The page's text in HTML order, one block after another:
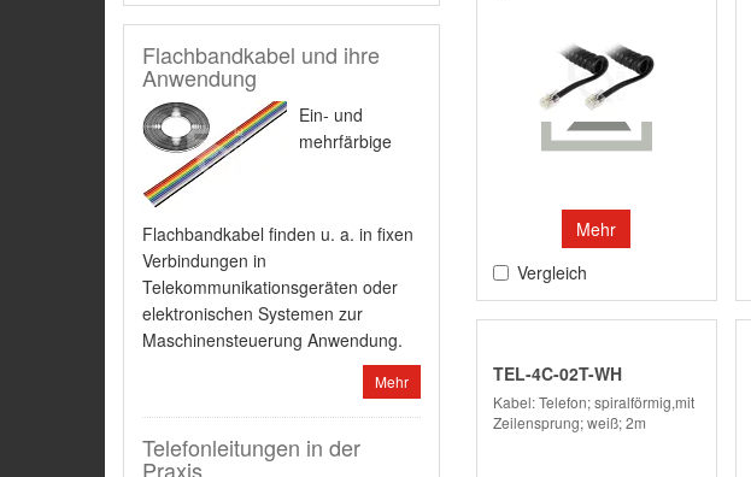
Flachbandkabel und ihre
Anwendung
Ein- und
mehrfärbige
Flachbandkabel finden u. a. in fixen
Verbindungen in
Telekommunikationsgeräten oder
elektronischen Systemen zur
Maschinensteuerung Anwendung.
Mehr
Telefonleitungen in der
Praxis
Mehr
Vergleich
TEL-4C-02T-WH
Kabel: Telefon; spiralförmig,mit
Zeilensprung; weiß; 2m